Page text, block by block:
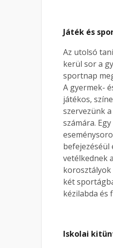
Játék és
Az utolsó
kerül sor a
sportnap
A gyermek-
játékos,
szervezünk
számára. Egy
befejezéséül
vetélkednek
korosztályok
két
kézilabda és
Iskolai